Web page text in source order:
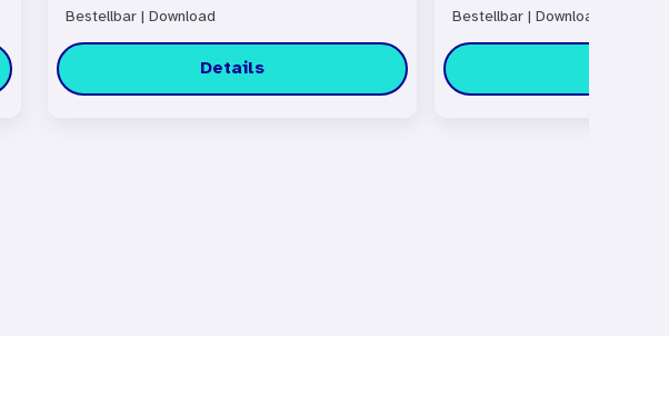
Bestellbar Download
Details
Bestellbar Download